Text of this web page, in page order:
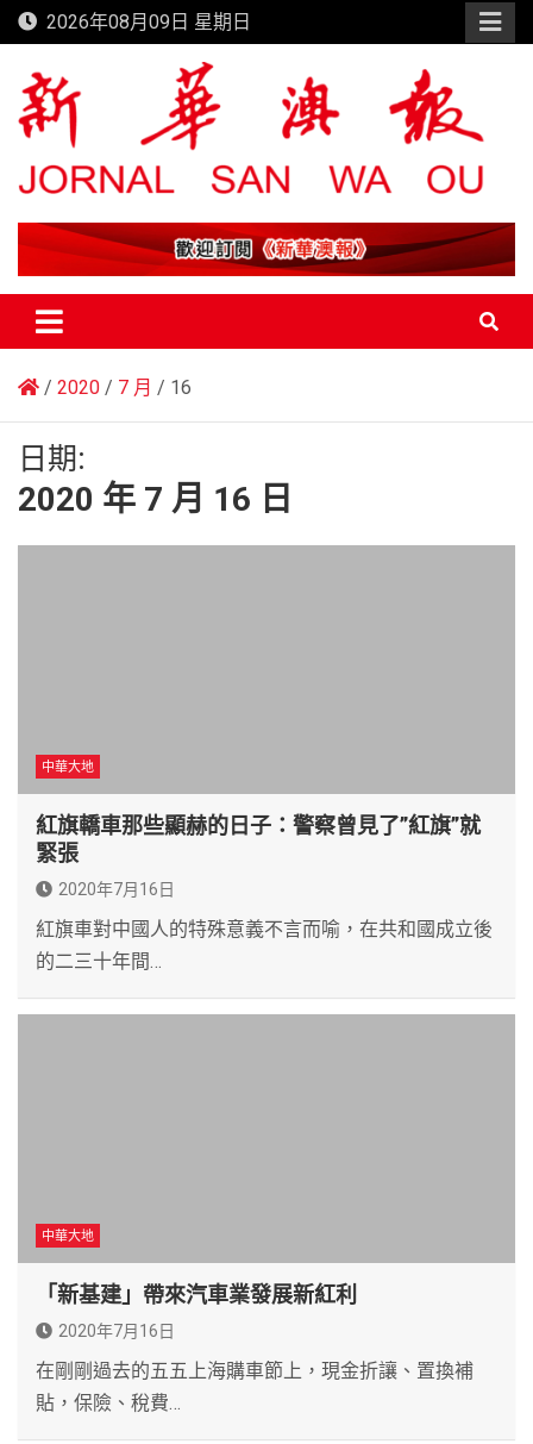
Skip
to
content
2026年08月09日 星期日
新華澳報
2020 7 月 16
日期:
2020 年 7 月 16 日
中華大地
紅旗轎車那些顯赫的日子：警察曾見了”紅旗”就
緊張
2020年7月16日
紅旗車對中國人的特殊意義不言而喻，在共和國成立後
的二三十年間…
中華大地
「新基建」帶來汽車業發展新紅利
2020年7月16日
在剛剛過去的五五上海購車節上，現金折讓、置換補
貼，保險、稅費…